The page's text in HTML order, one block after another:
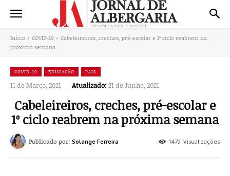
Início COVID-19
Cabeleireiros, creches, pré-escolar e 1º ciclo reabrem na
próxima semana
COVID-19 EDUCAÇÃO PAÍS
11 de Março, 2021 Atualizado:21 de Junho, 2021
Cabeleireiros, creches, pré-escolar e
1º ciclo reabrem na próxima semana
1479 Visualizações
Publicado por: Solange Ferreira